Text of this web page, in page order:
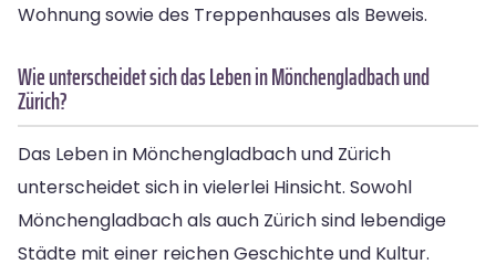
Wohnung sowie des Treppenhauses als Beweis.
Wie unterscheidet sich das Leben in Mönchengladbach und
Zürich?
Das Leben in Mönchengladbach und Zürich
unterscheidet sich in vielerlei Hinsicht. Sowohl
Mönchengladbach als auch Zürich sind lebendige
Städte mit einer reichen Geschichte und Kultur.